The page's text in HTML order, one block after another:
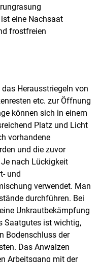
eine Nachsaat
frostfreien
Herausstriegeln von
etc. zur Öffnung
können sich in einem
Platz und Licht
vorhandene
und die zuvor
nach Lückigkeit
und
verwendet. Man
durchführen. Bei
Unkrautbekämpfung
Saatgutes ist wichtig,
Bodenschluss der
Das Anwalzen
Arbeitsgang mit der